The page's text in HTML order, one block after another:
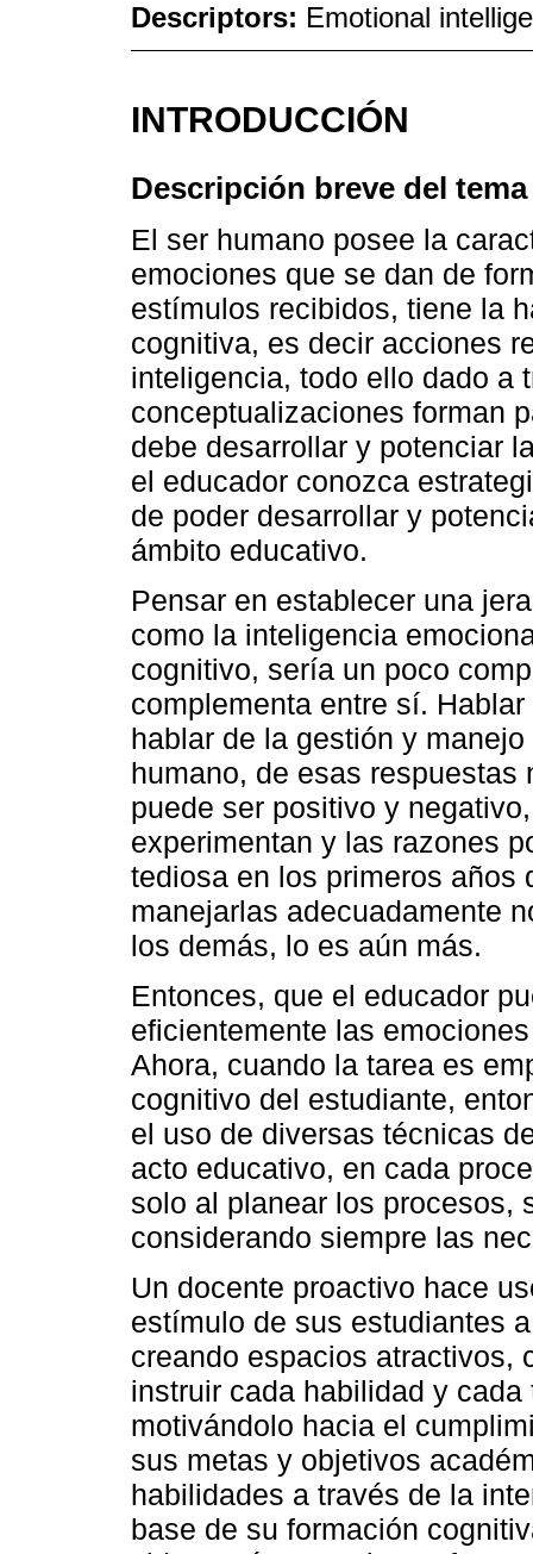
Descriptors: Emotional
INTRODUCCIÓN
Descripción breve del
El ser humano posee la
emociones que se dan de
estímulos recibidos, tiene la
cognitiva, es decir acciones
inteligencia, todo ello dado a
conceptualizaciones forman
debe desarrollar y potenciar
el educador conozca
de poder desarrollar y
ámbito educativo.
Pensar en establecer una
como la inteligencia
cognitivo, sería un poco
complementa entre sí.
hablar de la gestión y
humano, de esas
puede ser positivo y
experimentan y las razones
tediosa en los primeros años
manejarlas adecuadamente
los demás, lo es aún más.
Entonces, que el educador
eficientemente las
Ahora, cuando la tarea es
cognitivo del estudiante,
el uso de diversas técnicas
acto educativo, en cada
solo al planear los procesos,
considerando siempre las
Un docente proactivo hace
estímulo de sus estudiantes
creando espacios atractivos,
instruir cada habilidad y
motivándolo hacia el
sus metas y objetivos
habilidades a través de la
base de su formación